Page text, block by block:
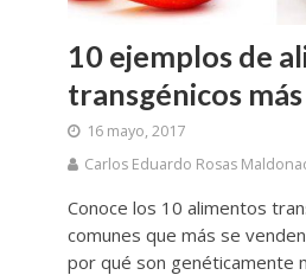
10 ejemplos de
transgénicos
16 mayo, 2017
Carlos Eduardo Rosas
Conoce los 10 alimentos
comunes que más se
por qué son genéticamente